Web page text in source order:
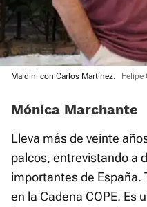
Maldini con Carlos Martínez. Felipe
Mónica Marchante
Lleva más de veinte
palcos, entrevistando a
importantes de España.
en la Cadena COPE. Es